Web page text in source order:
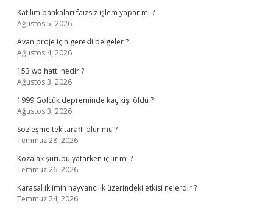
Katılım bankaları faizsiz işlem yapar mı ?
Ağustos 5, 2026
Avan proje için gerekli belgeler ?
Ağustos 4, 2026
153 wp hattı nedir ?
Ağustos 3, 2026
1999 Gölcük depreminde kaç kişi öldü ?
Ağustos 3, 2026
Sözleşme tek taraflı olur mu ?
Temmuz 28, 2026
Kozalak şurubu yatarken içilir mi ?
Temmuz 26, 2026
Karasal iklimin hayvancılık üzerindeki etkisi nelerdir ?
Temmuz 24, 2026